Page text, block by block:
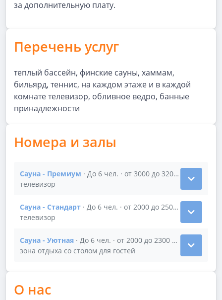
за дополнительную плату.
Перечень услуг
теплый бассейн, финские сауны, хаммам,
бильярд, теннис, на каждом этаже и в каждой
комнате телевизор, обливное ведро, банные
принадлежности
Номера и залы
Сауна - Премиум · До 6 чел. · от 3000 до 3200 р/час
телевизор
Показать подробности зала Сауна - Премиум
Сауна - Стандарт · До 6 чел. · от 2000 до 2500 р/час
телевизор
Показать подробности зала Сауна - Стандарт
Сауна - Уютная · До 6 чел. · от 2000 до 2300 р/час
зона отдыха со столом для гостей
Показать подробности зала Сауна - Уютная
О нас